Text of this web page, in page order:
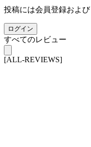
投稿には会員登録およ
ログイン
すべてのレビュー
[ALL-REVIEWS]